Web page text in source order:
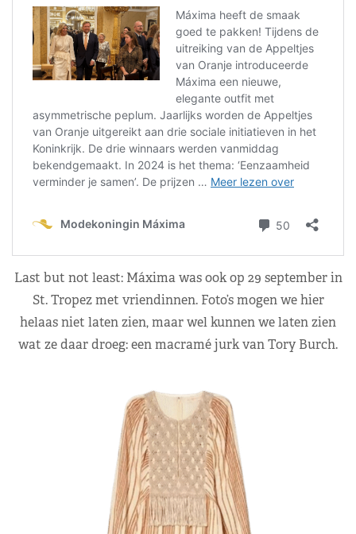
Last but not least: Máxima was ook op 29 september in
St. Tropez met vriendinnen. Foto’s mogen we hier
helaas niet laten zien, maar wel kunnen we laten zien
wat ze daar droeg: een macramé jurk van Tory Burch.